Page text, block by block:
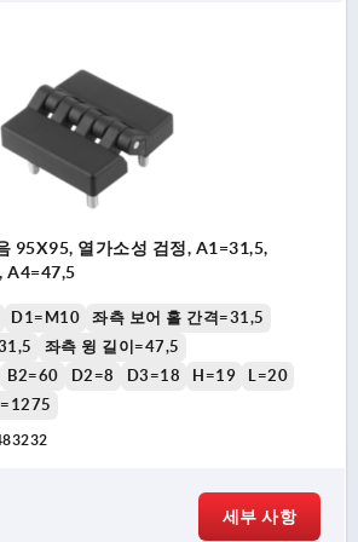
95X95, 열가소성 검정, A1=31,5,
A4=47,5
D1=M10
좌측 보어 홀 간격=31,5
좌측 윙 길이=47,5
B2=60 D2=8 D3=18 H=19
L=20
세부 사항